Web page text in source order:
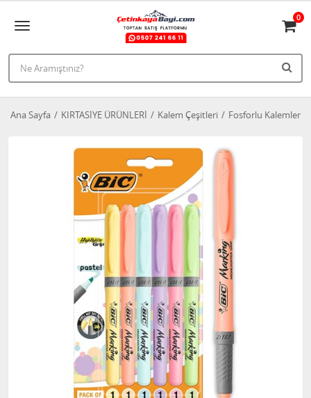
0
Ana Sayfa KIRTASİYE ÜRÜNLERİ Kalem Çeşitleri Fosforlu Kalemler